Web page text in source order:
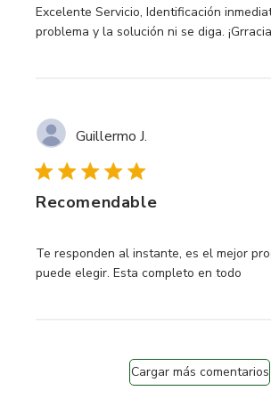
Excelente Servicio, Identificación
problema y la solución ni se diga.
read more about review content
Guillermo J.
Recomendable
Te responden al instante, es el mejor
puede elegir. Esta completo en todo
read more about review content Te
Cargar más comentarios